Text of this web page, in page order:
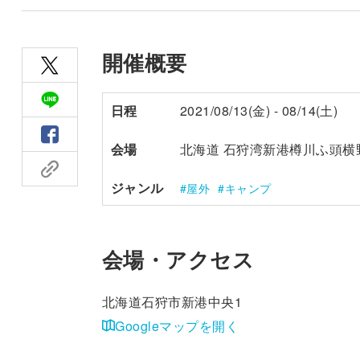
開催概要
日程 2021/08/13(金) - 08/14(土)
会場 北海道 石狩湾新港樽川ふ頭
ジャンル 屋外 キャンプ
会場・アクセス
北海道石狩市新港中央1
Googleマップを開く